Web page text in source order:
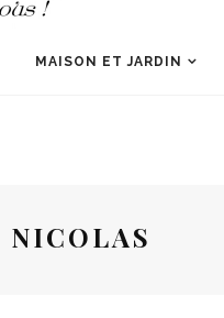
MAISON ET JARDIN